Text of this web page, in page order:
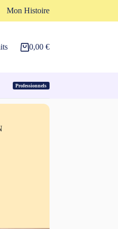
Mon Histoire
Panier
0,00 €
Espace Pro
Professionnels